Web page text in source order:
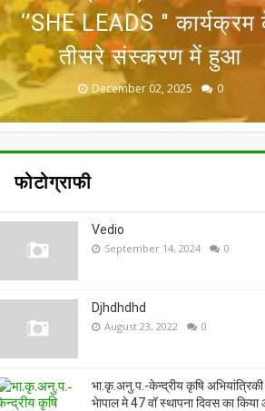
(प्रदर्शनी एवं प्रशिक्षण) का
शुभारंभ
April 11, 2026 0
राष्ट्रीय कृषि मेला वो भी
में, 11-13 अप्रैल को
April 04, 2026 0
‘’SHE LEADS "
तीसरे संस्‍करण में हुआ
December 02, 2025 0
उत्कृष्ट कार्य करने पर मिला
राष्ट्रीय सम्मान
November 19, 2025 0
अन्‍तर्गत मास्टर ट्रेनर
प्रशिक्षण कार्यक्रम
October 13, 2025 0
फोटोग्राफी
Vedio
September 14, 2024 0
Djhdhdhd
August 23, 2022 0
भा.कृ.अनु.प.-केन्द्रीय कृषि
भेापाल मे 47 वॉ स्थापना दिवस का